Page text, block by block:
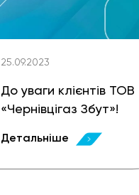
25.09.2023
До уваги клієнтів ТОВ
«Чернівцігаз Збут»!
Детальніше